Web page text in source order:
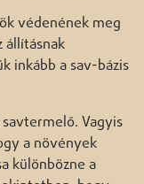
védenének meg
állításnak
inkább a sav-bázis
Vagyis
a növények
különbözne a